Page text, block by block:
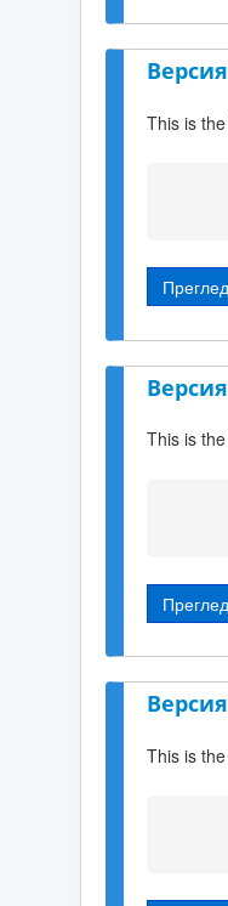
This is
This is
This is